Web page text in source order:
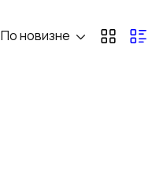
По новизне